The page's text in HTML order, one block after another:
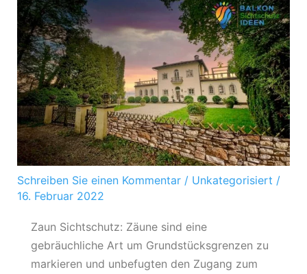
Schreiben Sie einen Kommentar / Unkategorisiert /
16. Februar 2022
Zaun Sichtschutz: Zäune sind eine
gebräuchliche Art um Grundstücksgrenzen zu
markieren und unbefugten den Zugang zum